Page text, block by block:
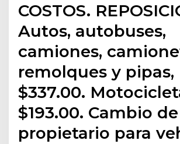
COSTOS.
Autos, autobuses,
camiones,
remolques y pipas,
$337.00.
$193.00. Cambio de
propietario para